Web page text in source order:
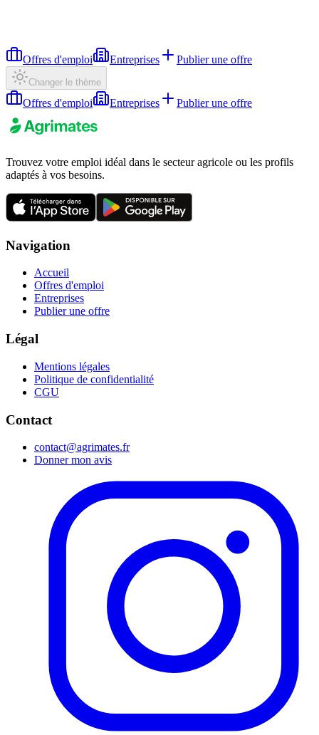
Offres d'emploi Entreprises Publier une offre
Changer le thème
Offres d'emploi Entreprises Publier une offre
Trouvez votre emploi idéal dans le secteur agricole ou les profils
adaptés à vos besoins.
Navigation
Accueil
Offres d'emploi
Entreprises
Publier une offre
Légal
Mentions légales
Politique de confidentialité
CGU
Contact
contact@agrimates.fr
Donner mon avis